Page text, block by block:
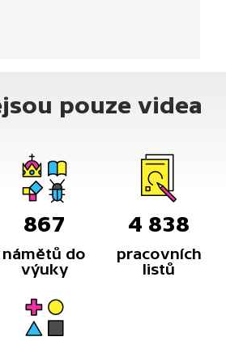
pouze videa
867
námětů do
výuky
4 838
pracovních
listů